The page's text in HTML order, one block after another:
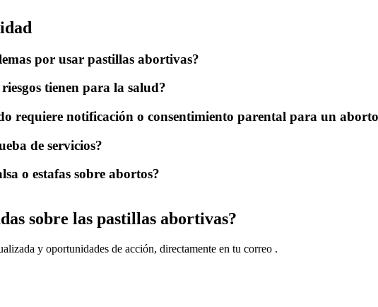
por usar pastillas abortivas?
tienen para la salud?
requiere notificación o consentimiento parental para un
de servicios?
o estafas sobre abortos?
sobre las pastillas abortivas?
y oportunidades de acción, directamente en tu correo .